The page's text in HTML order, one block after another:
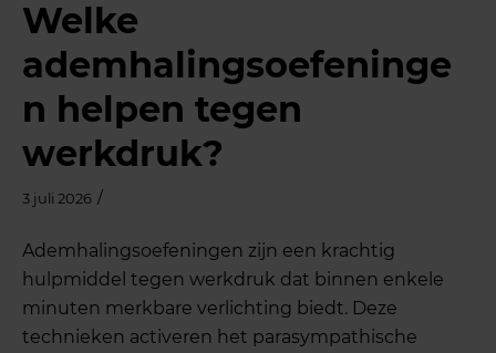
Welke
ademhalingsoefeninge
n helpen tegen
werkdruk?
3 juli 2026 /
Ademhalingsoefeningen zijn een krachtig
hulpmiddel tegen werkdruk dat binnen enkele
minuten merkbare verlichting biedt. Deze
technieken activeren het parasympathische